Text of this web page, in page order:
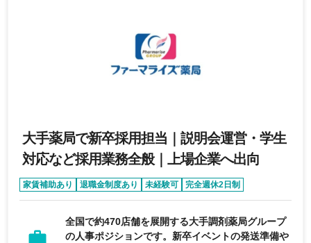
性・対応力のある方 ・常に最新の情報をキャッチ
アップしようとする姿勢の方
大手薬局で新卒採用担当｜説明会運営・学生
対応など採用業務全般｜上場企業へ出向
家賃補助あり 退職金制度あり 未経験可
完全週休2日制
年間休日120日以上
全国で約470店舗を展開する大手調剤薬局グループ
の人事ポジションです。新卒イベントの発送準備や